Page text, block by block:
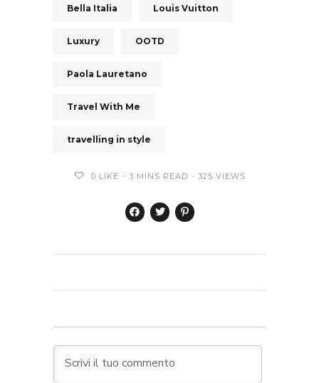
Bella Italia Louis Vuitton
Luxury OOTD
Paola Lauretano
Travel With Me
travelling in style
0 LIKE 3 MINS READ 325 VIEWS